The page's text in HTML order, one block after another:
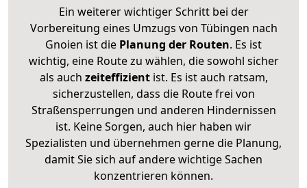
Ein weiterer wichtiger Schritt bei der
Vorbereitung eines Umzugs von Tübingen nach
Gnoien ist die Planung der Routen. Es ist
wichtig, eine Route zu wählen, die sowohl sicher
als auch zeiteffizientist. Es ist auch ratsam,
sicherzustellen, dass die Route frei von
Straßensperrungen und anderen Hindernissen
ist. Keine Sorgen, auch hier haben wir
Spezialisten und übernehmen gerne die Planung,
damit Sie sich auf andere wichtige Sachen
konzentrieren können.